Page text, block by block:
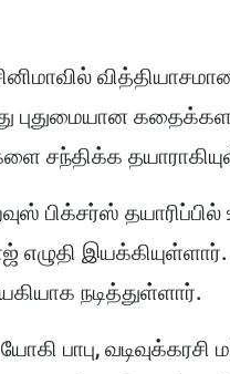
புதுமையான
சந்திக்க
பிக்சர்ஸ்
எழுதி
நடித்துள்ளார்.
பாபு,